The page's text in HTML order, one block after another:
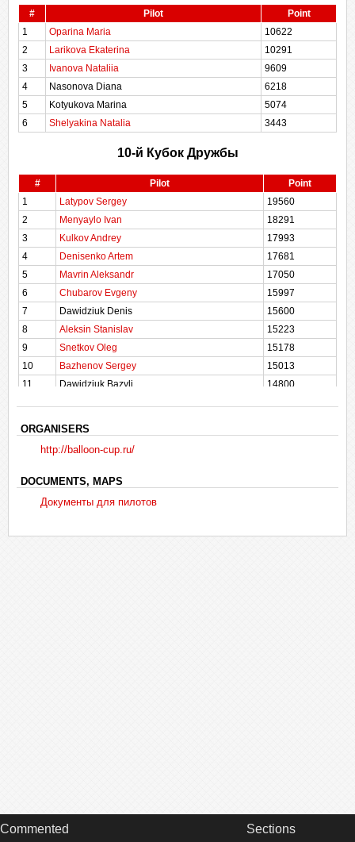
14
13832
15
Zhokhov Oleg
12777
16
Volodin Denis (F)
11495
17
Kuzminykh Dmitriy
10712
18
Oparina Maria
10622
19
Larikova Ekaterina
10291
20
Nikitin Sergey
9854
9092
24
Levdin Oleg
8119
25
Gilaev Emil
6634
26
Tomurov Michael
6558
27
Nasonova Diana
6218
28
Vertiprakhov Vladimir
5532
29
Kotyukova Marina
5074
30
Shelyakina Natalia 3443
# Pilot
Point
1
Oparina Maria
10622
2
Larikova Ekaterina
10291
3
Ivanova Nataliia
9609
4
Nasonova Diana
6218
5
Kotyukova Marina
5074
6
Shelyakina Natalia 3443
10-й Кубок Дружбы
# Pilot
Point
1
Latypov Sergey
19560
2
Menyaylo Ivan
18291
3
Kulkov Andrey
17993
4
Denisenko Artem
17681
5
Mavrin Aleksandr
17050
6
Chubarov Evgeny
15997
7
Dawidziuk Denis
15600
8
Aleksin Stanislav
15223
9
Snetkov Oleg
15178
10
Bazhenov Sergey
15013
11
Dawidziuk Bazyli
14800
14
Vertiprakhov Ilia
14406
Vinogradov Sergey
16
Zhokhov Dmitriy
ORGANISERS
http://balloon-cup.ru/
DOCUMENTS, MAPS
Документы для пилотов
Commented Sections